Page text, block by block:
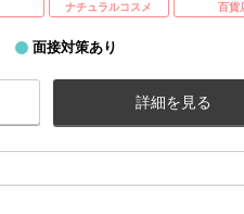
ナチュラルコスメ 百貨
面接対策あり
詳細を見る